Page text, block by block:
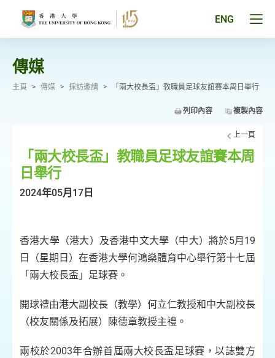
ENG
傳媒
主頁 > 傳媒 > 採訪邀請 > 「兩大校長盃」教職員足球友誼賽本周日舉行
列印內容 複製內容
上一頁
「兩大校長盃」教職員足球友誼賽本周
日舉行
2024年05月17日
香港大學（港大）及香港中文大學（中大）將於5月19
日（星期日）在香港大學何鴻燊體育中心舉行第十七屆
「兩大校長盃」足球賽。
開球禮由港大副校長（教學）何立仁教授和中大副校長
（校友關係及拓展）陳德章教授主禮。
兩校於2003年合辦首屆兩大校長盃足球賽，以誌雙方